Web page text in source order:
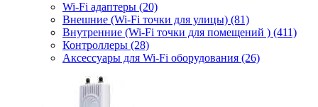
Wi-Fi адаптеры (20)
Внешние (Wi-Fi точки для улицы) (81)
Внутренние (Wi-Fi точки для помещений ) (411)
Контроллеры (28)
Аксессуары для Wi-Fi оборудования (26)